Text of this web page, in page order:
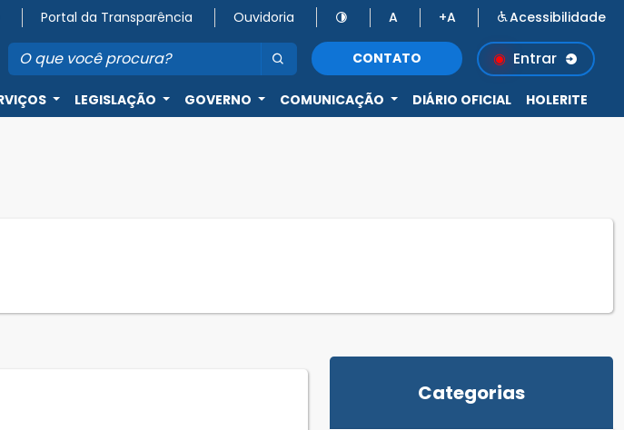
Portal da Transparência Ouvidoria A +A Acessibilidade
CONTATO Entrar
LEGISLAÇÃO GOVERNO COMUNICAÇÃO DIÁRIO OFICIAL HOLERITE
Categorias